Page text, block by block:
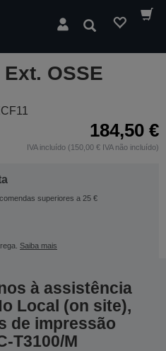
Pesquisar
Ext. OSSE
184,50 €
IVA incluído (150,00 € IVA não incluído)
superiores a 25 €
Saiba mais
à assistência
Local (on site),
de impressão
T3100/M